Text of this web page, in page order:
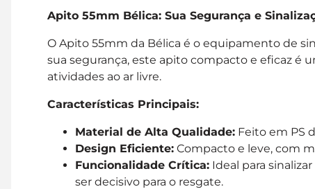
Apito 55mm Bélica: Sua Segurança e
O Apito 55mm da Bélica é o equipamento de
sua segurança, este apito compacto e eficaz é
atividades ao ar livre.
Características Principais:
Material de Alta Qualidade: Feito em PS
Design Eficiente: Compacto e leve, com
Funcionalidade Crítica: Ideal para
ser decisivo para o resgate.